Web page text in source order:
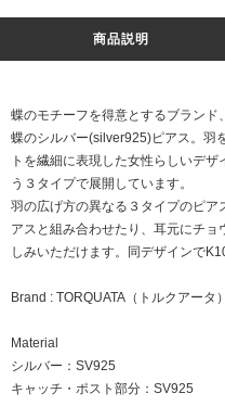
商品説明
蝶のモチーフを得意とするブランド
蝶のシルバー(silver925)ピアス。羽
トを繊細に表現した女性らしいデ
う３タイプで展開しています。
羽の広げ方の異なる３タイプのピ
アスと組み合わせたり、耳元にチ
しみいただけます。同デザインで
Brand : TORQUATA（トルクアータ）
Material
シルバー：SV925
キャッチ・ポスト部分：SV925